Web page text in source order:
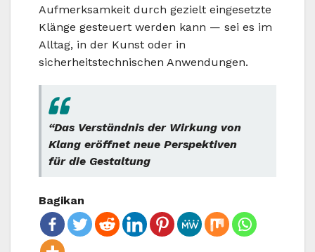
Aufmerksamkeit durch gezielt eingesetzte
Klänge gesteuert werden kann — sei es im
Alltag, in der Kunst oder in
sicherheitstechnischen Anwendungen.
“Das Verständnis der Wirkung von
Klang eröffnet neue Perspektiven
für die Gestaltung
Bagikan